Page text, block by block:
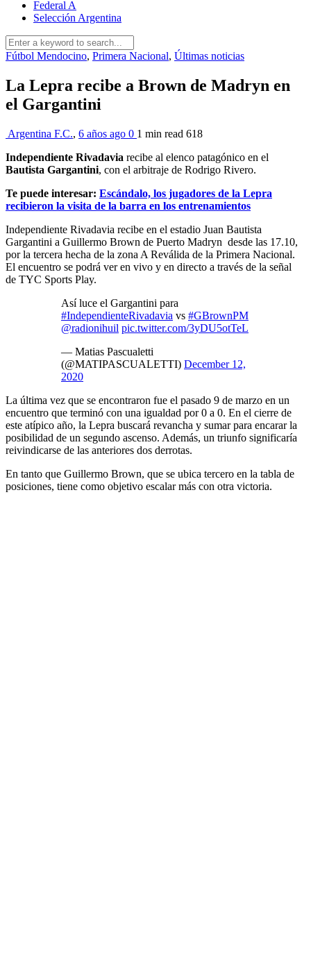
Federal A
Selección Argentina
Fútbol Mendocino, Primera Nacional, Últimas noticias
La Lepra recibe a Brown de Madryn en
el Gargantini
Argentina F.C., 6 años ago 0 1 min read 618
Independiente Rivadavia recibe al elenco patagónico en el
Bautista Gargantini, con el arbitraje de Rodrigo Rivero.
Te puede interesar: Escándalo, los jugadores de la Lepra
recibieron la visita de la barra en los entrenamientos
Independiente Rivadavia recibe en el estadio Juan Bautista
Gargantini a Guillermo Brown de Puerto Madryn desde las 17.10,
por la tercera hecha de la zona A Reválida de la Primera Nacional.
El encuentro se podrá ver en vivo y en directo a través de la señal
de TYC Sports Play.
Así luce el Gargantini para
#IndependienteRivadavia vs #GBrownPM
@radionihuil pic.twitter.com/3yDU5otTeL
— Matias Pascualetti
(@MATIPASCUALETTI) December 12,
2020
La última vez que se encontraron fue el pasado 9 de marzo en un
encuentro que terminó con una igualdad por 0 a 0. En el cierre de
este atípico año, la Lepra buscará revancha y sumar para encarar la
posibilidad de un segundo ascenso. Además, un triunfo significaría
reivindicarse de las anteriores dos derrotas.
En tanto que Guillermo Brown, que se ubica tercero en la tabla de
posiciones, tiene como objetivo escalar más con otra victoria.